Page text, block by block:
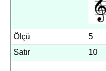
Ölçü
5
Satır
10